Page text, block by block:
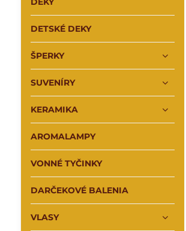
DETSKÉ DEKY
ŠPERKY
SUVENÍRY
KERAMIKA
AROMALAMPY
VONNÉ TYČINKY
DARČEKOVÉ BALENIA
VLASY